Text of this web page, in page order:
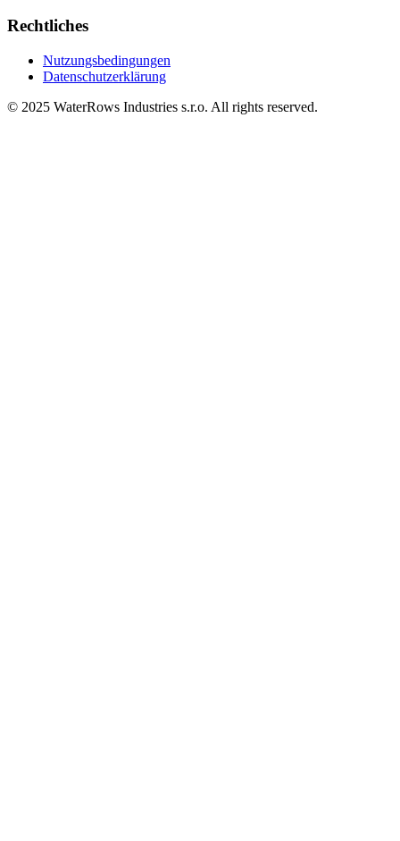
Rechtliches
Nutzungsbedingungen
Datenschutzerklärung
© 2025 WaterRows Industries s.r.o. All rights reserved.